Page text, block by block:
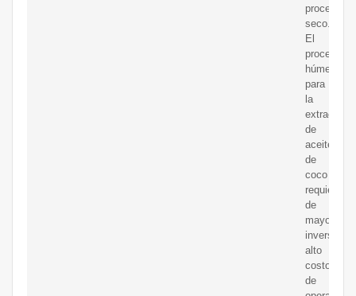
proceso
seco.
El
proceso
húmedo
para
la
extracción
de
aceite
de
coco
requiere
de
mayor
inversión,
alto
costo
de